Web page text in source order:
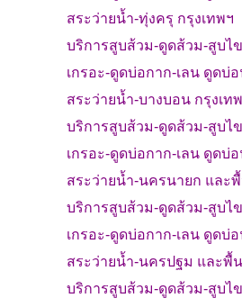
สระว่ายน้ำ-ทุ่งครุ กรุงเทพฯ
บริการสูบส้วม-ดูดส้วม-สูบไ
เกรอะ-ดูดบ่อกาก-เลน ดูดบ่อ
สระว่ายน้ำ-บางบอน กรุงเท
บริการสูบส้วม-ดูดส้วม-สูบไ
เกรอะ-ดูดบ่อกาก-เลน ดูดบ่อ
สระว่ายน้ำ-นครนายก และพื้
บริการสูบส้วม-ดูดส้วม-สูบไ
เกรอะ-ดูดบ่อกาก-เลน ดูดบ่อ
สระว่ายน้ำ-นครปฐม และพื้
บริการสูบส้วม-ดูดส้วม-สูบไ